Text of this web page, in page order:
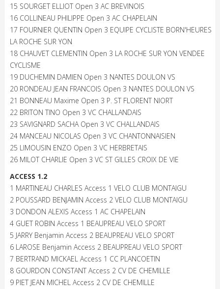
15 SOURGET ELLIOT Open 3 AC BREVINOIS
16 COLLINEAU PHILIPPE Open 3 AC CHAPELAIN
17 FOURNIER QUENTIN Open 3 EQUIPE CYCLISTE BORN'HEURES
LA ROCHE SUR YON
18 CHAUVET CLEMENTIN Open 3 LA ROCHE SUR YON VENDEE
CYCLISME
19 DUCHEMIN DAMIEN Open 3 NANTES DOULON VS
20 RONDEAU JEAN FRANCOIS Open 3 NANTES DOULON VS
21 BONNEAU Maxime Open 3 P. ST FLORENT NIORT
22 BRITON TINO Open 3 VC CHALLANDAIS
23 SAVIGNARD SACHA Open 3 VC CHALLANDAIS
24 MANCEAU NICOLAS Open 3 VC CHANTONNAISIEN
25 LIMOUSIN ENZO Open 3 VC HERBRETAIS
26 MILOT CHARLIE Open 3 VC ST GILLES CROIX DE VIE
ACCESS 1.2
1 MARTINEAU CHARLES Access 1 VELO CLUB MONTAIGU
2 POUSSARD BENJAMIN Access 2 VELO CLUB MONTAIGU
3 DONDON ALEXIS Access 1 AC CHAPELAIN
4 GUET ROBIN Access 1 BEAUPREAU VELO SPORT
5 JARRY Benjamin Access 2 BEAUPREAU VELO SPORT
6 LAROSE Benjamin Access 2 BEAUPREAU VELO SPORT
7 BERTRAND MICKAEL Access 1 CC PLANCOETIN
8 GOURDON CONSTANT Access 2 CV DE CHEMILLE
9 PIET JEAN MICHEL Access 2 CV DE CHEMILLE